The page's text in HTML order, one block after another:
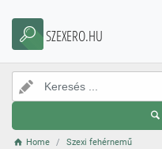
SZEXERO.HU
Home
Szexi fehérnemű